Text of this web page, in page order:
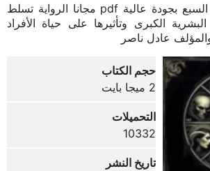
تحميل رواية الخطايا السبع بجودة عالية pdf مجانا الرواية تسلط
الكبرى وتأثيرها على حياة الأفراد
عادل ناصر
حجم الكتاب
2 ميجا بايت
التحميلات
10332
تاريخ النشر